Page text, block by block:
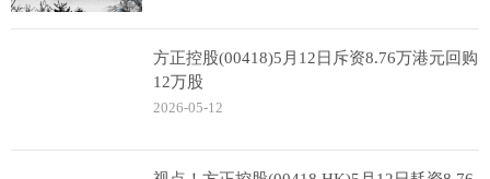
方正控股(00418)5月12日斥资8.76万港元回购
12万股
2026-05-12